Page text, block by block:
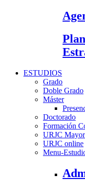
Plan
ESTUDIOS
Grado
Doble Grado
Máster
Doctorado
Formación
URJC
URJC online
Menu-